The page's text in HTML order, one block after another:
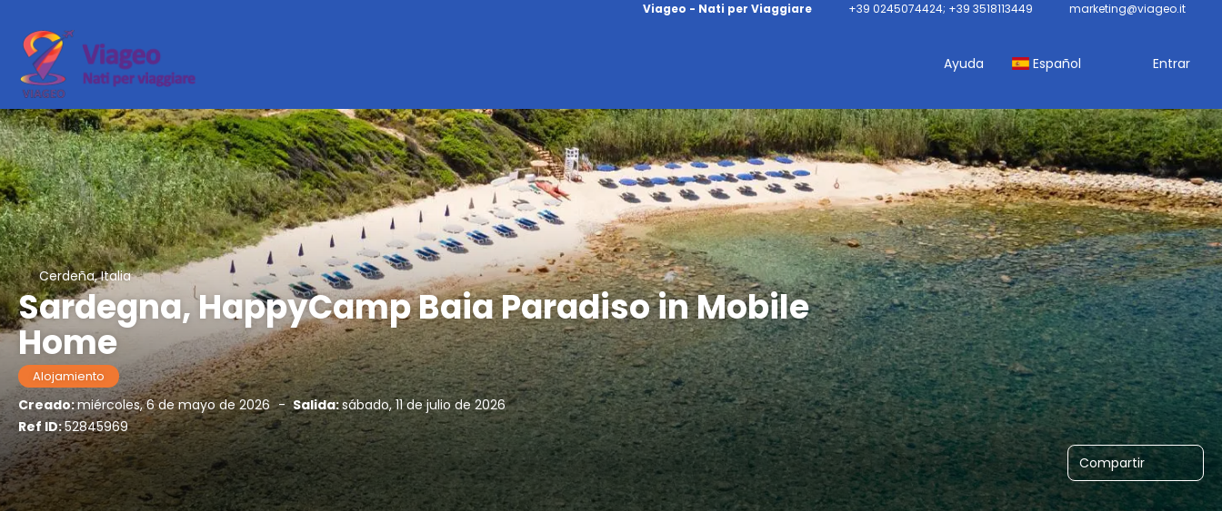
Viageo - Nati per Viaggiare +39 0245074424; +39 3518113449 marketing@viageo.it
Ayuda Español Entrar
Cerdeña, Italia
Sardegna, HappyCamp Baia Paradiso in Mobile
Home
Alojamiento
Creado:miércoles, 6 de mayo de 2026 - Salida:sábado, 11 de julio de 2026
Ref ID:52845969
Compartir